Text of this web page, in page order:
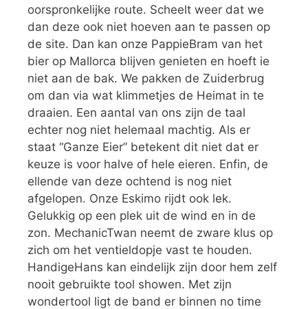
oorspronkelijke route. Scheelt weer dat we
dan deze ook niet hoeven aan te passen op
de site. Dan kan onze PappieBram van het
bier op Mallorca blijven genieten en hoeft ie
niet aan de bak. We pakken de Zuiderbrug
om dan via wat klimmetjes de Heimat in te
draaien. Een aantal van ons zijn de taal
echter nog niet helemaal machtig. Als er
staat “Ganze Eier” betekent dit niet dat er
keuze is voor halve of hele eieren. Enfin, de
ellende van deze ochtend is nog niet
afgelopen. Onze Eskimo rijdt ook lek.
Gelukkig op een plek uit de wind en in de
zon. MechanicTwan neemt de zware klus op
zich om het ventieldopje vast te houden.
HandigeHans kan eindelijk zijn door hem zelf
nooit gebruikte tool showen. Met zijn
wondertool ligt de band er binnen no time